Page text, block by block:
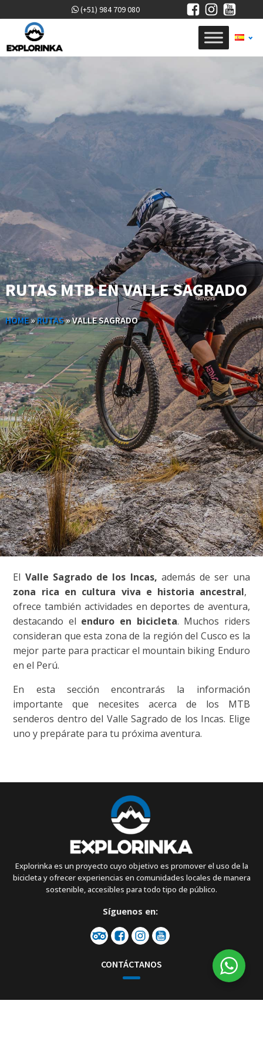
(+51) 984 709 080
RUTAS MTB EN VALLE SAGRADO
HOME»RUTAS»VALLE SAGRADO
El Valle Sagrado de los Incas, además de ser una
zona rica en cultura viva e historia ancestral,
ofrece también actividades en deportes de aventura,
destacando el enduro en bicicleta. Muchos riders
consideran que esta zona de la región del Cusco es la
mejor parte para practicar el mountain biking Enduro
en el Perú.
En esta sección encontrarás la información
importante que necesites acerca de los MTB
senderos dentro del Valle Sagrado de los Incas. Elige
uno y prepárate para tu próxima aventura.
Explorinka es un proyecto cuyo objetivo es promover el uso de la
bicicleta y ofrecer experiencias en comunidades locales de manera
sostenible, accesibles para todo tipo de público.
Síguenos en:
CONTÁCTANOS
Dirección: